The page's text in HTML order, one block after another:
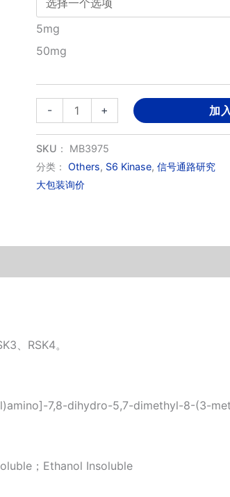
5mg
50mg
-
BI-
D1870
数
量
+ 加
SKU： MB3975
分类： Others, S6 Kinase, 信号通路研究
大包装询价
、RSK4。
7,8-dihydro-5,7-dimethyl-8-(3-
；Ethanol Insoluble